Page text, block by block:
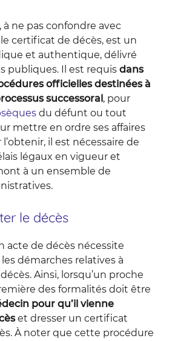
à ne pas confondre avec
certificat de décès, est un
et authentique, délivré
publiques. Il est requis dans
officielles destinées à
successoral, pour
du défunt ou tout
mettre en ordre ses affaires
il est nécessaire de
légaux en vigueur et
à un ensemble de
le décès
acte de décès nécessite
démarches relatives à
Ainsi, lorsqu’un proche
des formalités doit être
pour qu’il vienne
et dresser un certificat
À noter que cette procédure